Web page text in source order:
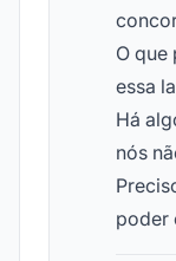
O que
essa
Há
nós
poder